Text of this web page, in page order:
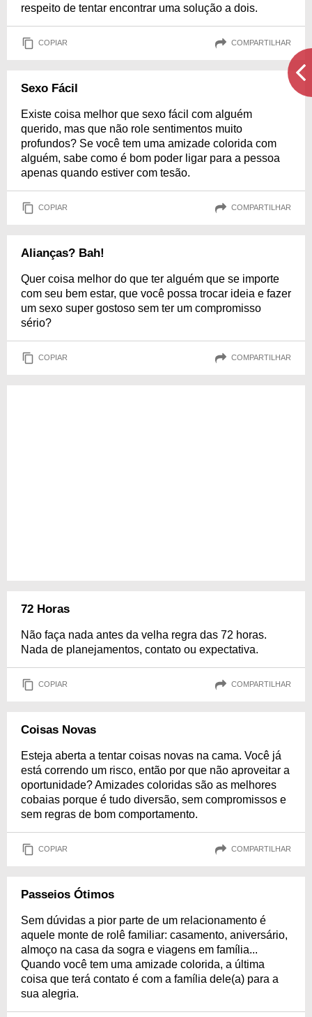
respeito de tentar encontrar uma solução a dois.
COPIAR COMPARTILHAR
Sexo Fácil
Existe coisa melhor que sexo fácil com alguém
querido, mas que não role sentimentos muito
profundos? Se você tem uma amizade colorida com
alguém, sabe como é bom poder ligar para a pessoa
apenas quando estiver com tesão.
COPIAR COMPARTILHAR
Alianças? Bah!
Quer coisa melhor do que ter alguém que se importe
com seu bem estar, que você possa trocar ideia e fazer
um sexo super gostoso sem ter um compromisso
sério?
COPIAR COMPARTILHAR
72 Horas
Não faça nada antes da velha regra das 72 horas.
Nada de planejamentos, contato ou expectativa.
COPIAR COMPARTILHAR
Coisas Novas
Esteja aberta a tentar coisas novas na cama. Você já
está correndo um risco, então por que não aproveitar a
oportunidade? Amizades coloridas são as melhores
cobaias porque é tudo diversão, sem compromissos e
sem regras de bom comportamento.
COPIAR COMPARTILHAR
Passeios Ótimos
Sem dúvidas a pior parte de um relacionamento é
aquele monte de rolê familiar: casamento, aniversário,
almoço na casa da sogra e viagens em família...
Quando você tem uma amizade colorida, a última
coisa que terá contato é com a família dele(a) para a
sua alegria.